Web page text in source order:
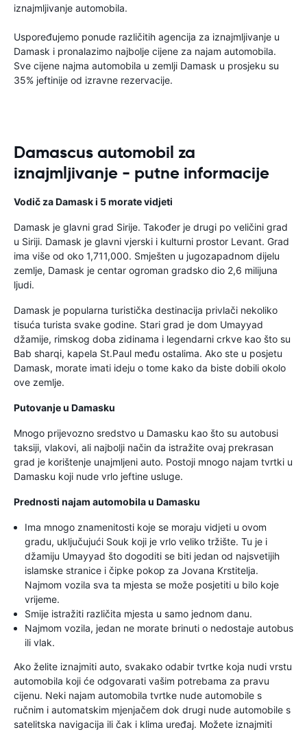
iznajmljivanje automobila.
Uspoređujemo ponude različitih agencija za iznajmljivanje u
Damask i pronalazimo najbolje cijene za najam automobila.
Sve cijene najma automobila u zemlji Damask u prosjeku su
35% jeftinije od izravne rezervacije.
Damascus automobil za
iznajmljivanje - putne informacije
Vodič za Damask i 5 morate vidjeti
Damask je glavni grad Sirije. Također je drugi po veličini grad
u Siriji. Damask je glavni vjerski i kulturni prostor Levant. Grad
ima više od oko 1,711,000. Smješten u jugozapadnom dijelu
zemlje, Damask je centar ogroman gradsko dio 2,6 milijuna
ljudi.
Damask je popularna turistička destinacija privlači nekoliko
tisuća turista svake godine. Stari grad je dom Umayyad
džamije, rimskog doba zidinama i legendarni crkve kao što su
Bab sharqi, kapela St.Paul među ostalima. Ako ste u posjetu
Damask, morate imati ideju o tome kako da biste dobili okolo
ove zemlje.
Putovanje u Damasku
Mnogo prijevozno sredstvo u Damasku kao što su autobusi
taksiji, vlakovi, ali najbolji način da istražite ovaj prekrasan
grad je korištenje unajmljeni auto. Postoji mnogo najam tvrtki u
Damasku koji nude vrlo jeftine usluge.
Prednosti najam automobila u Damasku
Ima mnogo znamenitosti koje se moraju vidjeti u ovom
gradu, uključujući Souk koji je vrlo veliko tržište. Tu je i
džamiju Umayyad što dogoditi se biti jedan od najsvetijih
islamske stranice i čipke pokop za Jovana Krstitelja.
Najmom vozila sva ta mjesta se može posjetiti u bilo koje
vrijeme.
Smije istražiti različita mjesta u samo jednom danu.
Najmom vozila, jedan ne morate brinuti o nedostaje autobus
ili vlak.
Ako želite iznajmiti auto, svakako odabir tvrtke koja nudi vrstu
automobila koji će odgovarati vašim potrebama za pravu
cijenu. Neki najam automobila tvrtke nude automobile s
ručnim i automatskim mjenjačem dok drugi nude automobile s
satelitska navigacija ili čak i klima uređaj. Možete iznajmiti